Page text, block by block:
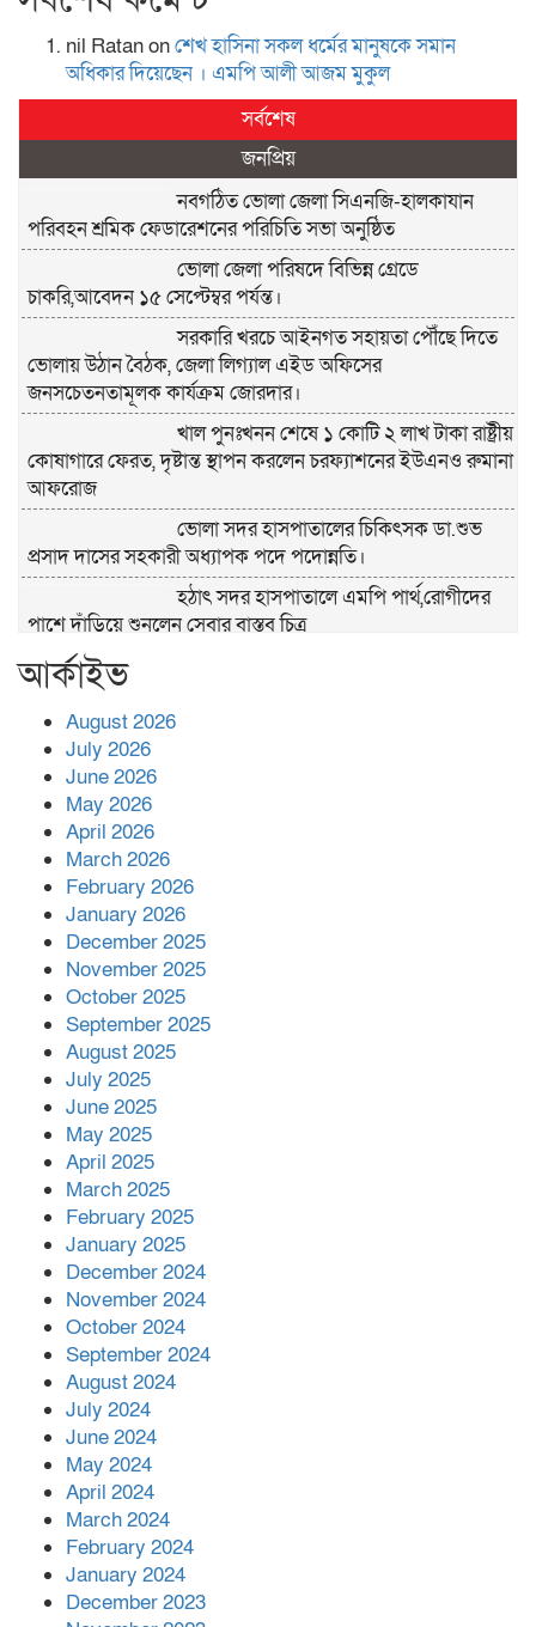
nil Ratanonশেখ হা‌সিনা সকল ধ‌র্মের মানু‌ষকে সমান
অ‌ধিকার দি‌য়ে‌ছেন । এম‌পি আলী আজম মুকুল
সর্বশেষ
জনপ্রিয়
নবগঠিত ভোলা জেলা সিএনজি-হালকাযান
পরিবহন শ্রমিক ফেডারেশনের পরিচিতি সভা অনুষ্ঠিত
ভোলা জেলা পরিষদে বিভিন্ন গ্রেডে
চাকরি,আবেদন ১৫ সেপ্টেম্বর পর্যন্ত।
সরকারি খরচে আইনগত সহায়তা পৌঁছে দিতে
ভোলায় উঠান বৈঠক, জেলা লিগ্যাল এইড অফিসের
জনসচেতনতামূলক কার্যক্রম জোরদার।
খাল পুনঃখনন শেষে ১ কোটি ২ লাখ টাকা রাষ্ট্রীয়
কোষাগারে ফেরত, দৃষ্টান্ত স্থাপন করলেন চরফ্যাশনের ইউএনও রুমানা
আফরোজ
ভোলা সদর হাসপাতালের চিকিৎসক ডা.শুভ
প্রসাদ দাসের সহকারী অধ্যাপক পদে পদোন্নতি।
হঠাৎ সদর হাসপাতালে এমপি পার্থ,রোগীদের
পাশে দাঁড়িয়ে শুনলেন সেবার বাস্তব চিত্র
বোরহানউদ্দিনে জমি নিয়ে বিরোধের জেরে
সংঘবদ্ধ হামলার অভিযোগ,নারীসহ আ’হত ৫
আর্কাইভ
August 2026
July 2026
June 2026
May 2026
April 2026
March 2026
February 2026
January 2026
December 2025
November 2025
October 2025
September 2025
August 2025
July 2025
June 2025
May 2025
April 2025
March 2025
February 2025
January 2025
December 2024
November 2024
October 2024
September 2024
August 2024
July 2024
June 2024
May 2024
April 2024
March 2024
February 2024
January 2024
December 2023